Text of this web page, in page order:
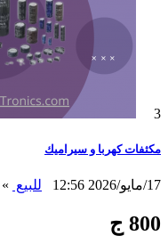
3
مكثفات كهربا و سيراميك
17/مايو/2026 12:56 للبيع »
800 ج